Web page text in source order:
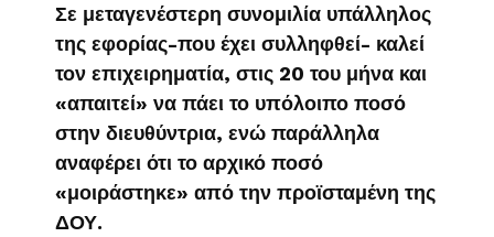
Σε μεταγενέστερη συνομιλία υπάλληλος
της εφορίας-που έχει συλληφθεί- καλεί
τον επιχειρηματία, στις 20 του μήνα και
«απαιτεί» να πάει το υπόλοιπο ποσό
στην διευθύντρια, ενώ παράλληλα
αναφέρει ότι το αρχικό ποσό
«μοιράστηκε» από την προϊσταμένη της
ΔΟΥ.